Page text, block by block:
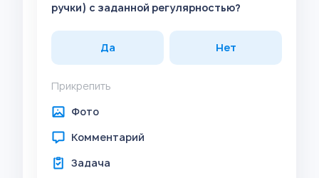
ручки) с заданной регулярностью?
Да Нет
Прикрепить
Фото
Комментарий
Задача